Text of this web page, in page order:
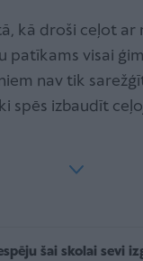
kā droši ceļot ar
patīkams visai
nav tik
spēs izbaudīt
šai skolai sevi